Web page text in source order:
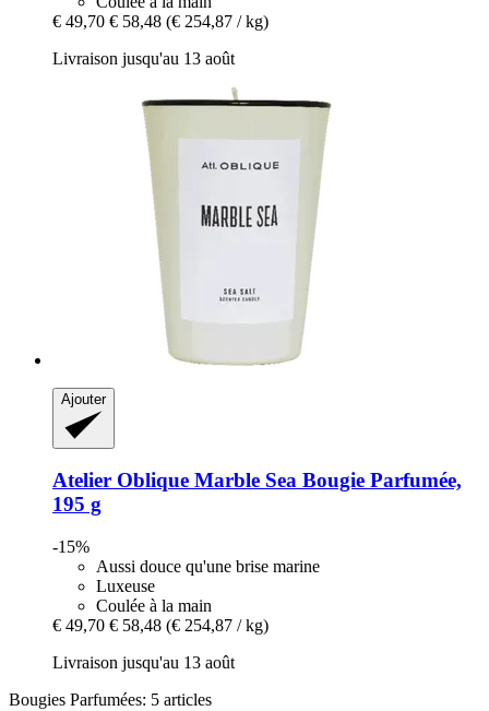
€ 49,70 € 58,48 (€ 254,87 / kg)
Livraison jusqu'au 13 août
Ajouter
Atelier Oblique Marble Sea Bougie Parfumée,
195 g
-15%
Aussi douce qu'une brise marine
Luxeuse
Coulée à la main
€ 49,70 € 58,48 (€ 254,87 / kg)
Livraison jusqu'au 13 août
Bougies Parfumées: 5 articles